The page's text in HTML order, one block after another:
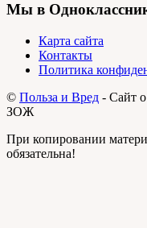
Мы в
Карта сайта
Контакты
Политика
© Польза и Вред - Сайт
ЗОЖ
При копировании
обязательна!